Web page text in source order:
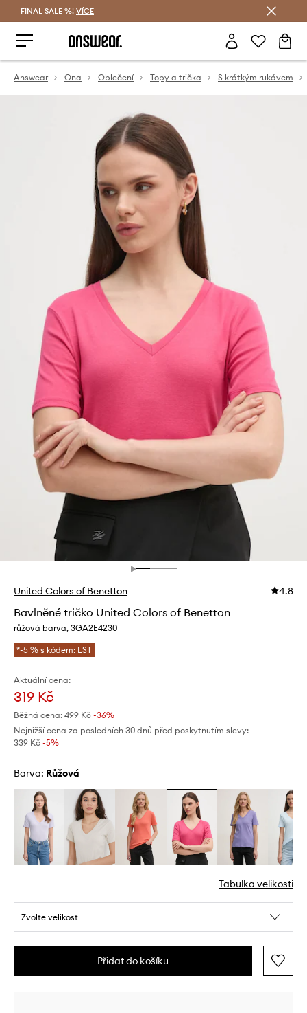
FINAL SALE %! VÍCE
Answear Ona Oblečení Topy a trička S krátkým rukávem
United Colors of Benetton 4.8
Bavlněné tričko United Colors of Benetton
růžová barva, 3GA2E4230
*-5 % s kódem: LST
Aktuální cena:
319 Kč
Běžná cena: 499 Kč -36%
Nejnižší cena za posledních 30 dnů před poskytnutím slevy:
339 Kč -5%
Barva: růžová
Tabulka velikosti
Zvolte velikost
Přidat do košíku